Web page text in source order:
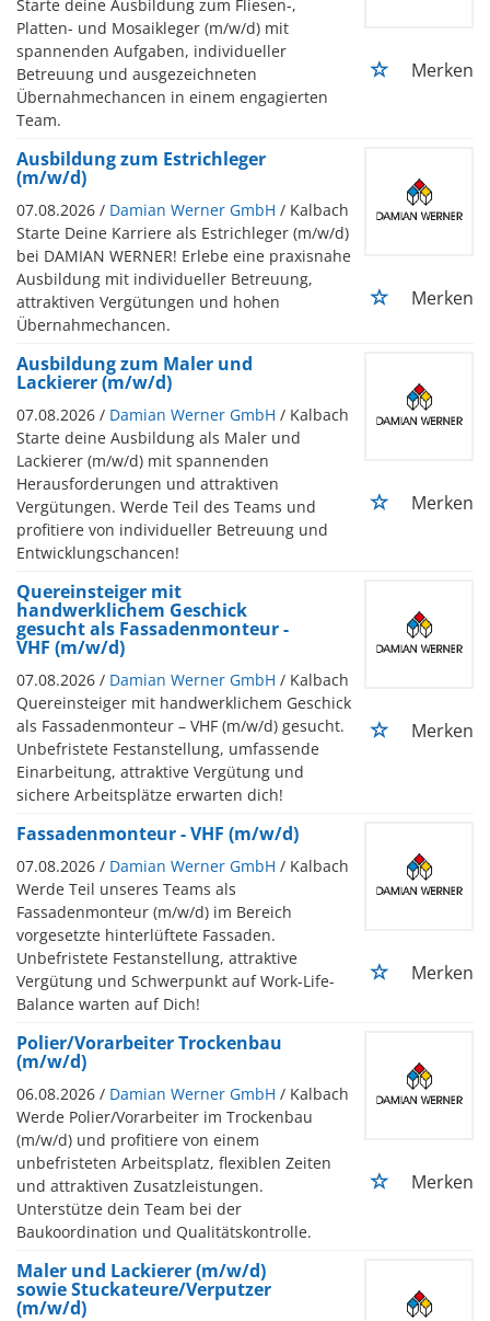
Starte deine Ausbildung zum Fliesen-,
Platten- und Mosaikleger (m/w/d) mit
spannenden Aufgaben, individueller
Betreuung und ausgezeichneten
Übernahmechancen in einem engagierten
Team.
Merken
Ausbildung zum Estrichleger
(m/w/d)
07.08.2026 / Damian Werner GmbH / Kalbach
Starte Deine Karriere als Estrichleger (m/w/d)
bei DAMIAN WERNER! Erlebe eine praxisnahe
Ausbildung mit individueller Betreuung,
attraktiven Vergütungen und hohen
Übernahmechancen.
Merken
Ausbildung zum Maler und
Lackierer (m/w/d)
07.08.2026 / Damian Werner GmbH / Kalbach
Starte deine Ausbildung als Maler und
Lackierer (m/w/d) mit spannenden
Herausforderungen und attraktiven
Vergütungen. Werde Teil des Teams und
profitiere von individueller Betreuung und
Entwicklungschancen!
Merken
Quereinsteiger mit
handwerklichem Geschick
gesucht als Fassadenmonteur -
VHF (m/w/d)
07.08.2026 / Damian Werner GmbH / Kalbach
Quereinsteiger mit handwerklichem Geschick
als Fassadenmonteur – VHF (m/w/d) gesucht.
Unbefristete Festanstellung, umfassende
Einarbeitung, attraktive Vergütung und
sichere Arbeitsplätze erwarten dich!
Merken
Fassadenmonteur - VHF (m/w/d)
07.08.2026 / Damian Werner GmbH / Kalbach
Werde Teil unseres Teams als
Fassadenmonteur (m/w/d) im Bereich
vorgesetzte hinterlüftete Fassaden.
Unbefristete Festanstellung, attraktive
Vergütung und Schwerpunkt auf Work-Life-
Balance warten auf Dich!
Merken
Polier/Vorarbeiter Trockenbau
(m/w/d)
06.08.2026 / Damian Werner GmbH / Kalbach
Werde Polier/Vorarbeiter im Trockenbau
(m/w/d) und profitiere von einem
unbefristeten Arbeitsplatz, flexiblen Zeiten
und attraktiven Zusatzleistungen.
Unterstütze dein Team bei der
Baukoordination und Qualitätskontrolle.
Merken
Maler und Lackierer (m/w/d)
sowie Stuckateure/Verputzer
(m/w/d)